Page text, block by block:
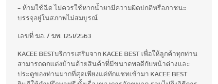
- ห้ามใช้ฉีด ไม่ควรใช้หากน้ำยามีความผิดปกติหรือภาชนะ
บรรจุอยู่ในสภาพไม่สมบูรณ์
เลขที่ ฆอ. / ฆพ. 1251/2563
KACEE BESTบริการเสริมจาก KACEE BEST เพื่อให้ลูกค้าทุกท่าน
สามารถตกแต่งบ้านด้วยสินค้าที่มีขนาดพอดีกับหน้าต่างและ
ประตูของท่านมากที่สุดเพียงแค่ทักแชทเข้ามา KACEE BEST